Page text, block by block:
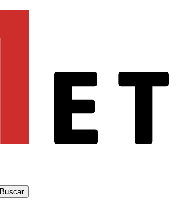
Buscar